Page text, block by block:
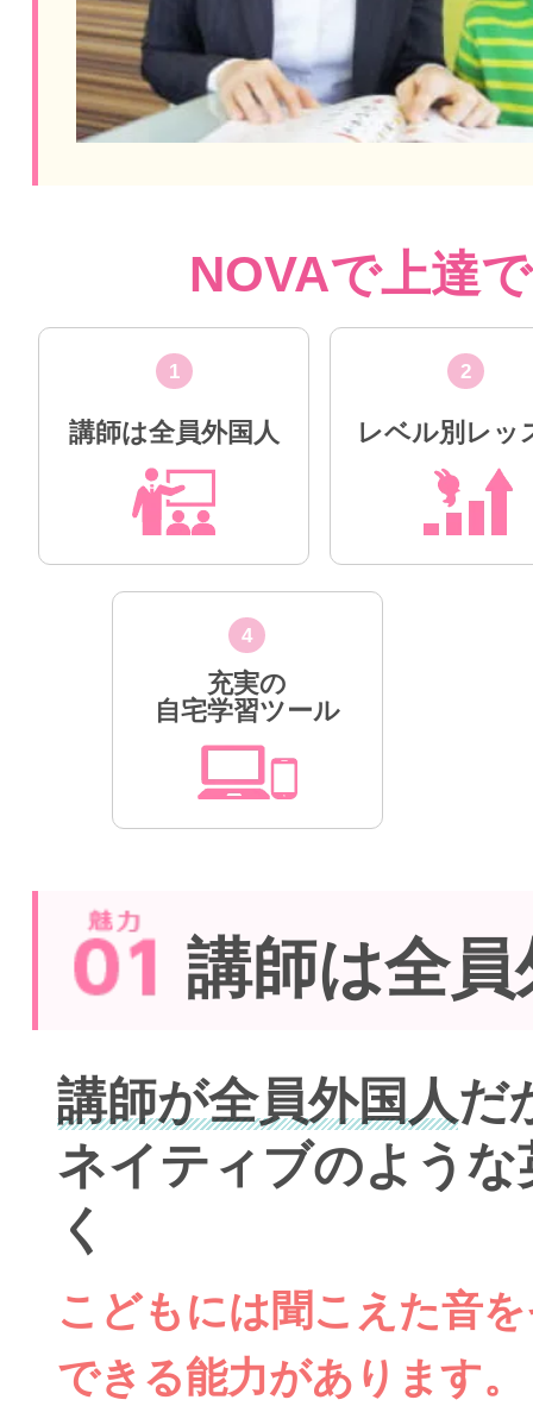
NOVAで上達
1
講師は全員外国人
2
レベル別レッ
4
充実の
自宅学習ツール
講師は全
講師が全員外国人だ
ネイティブのよう
く
こどもには聞こえた音
できる能力があります。